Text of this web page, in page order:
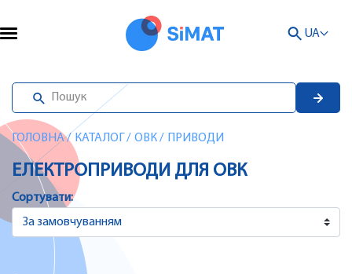
UA
ГОЛОВНА/ КАТАЛОГ / ОВК/ ПРИВОДИ
ЕЛЕКТРОПРИВОДИ ДЛЯ ОВК
Сортувати: